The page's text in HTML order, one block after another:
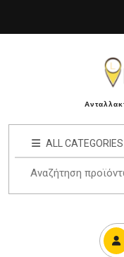
ALL CATEGORIES